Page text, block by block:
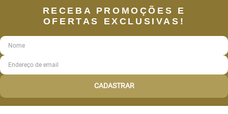
RECEBA PROMOÇÕES E
OFERTAS EXCLUSIVAS!
CADASTRAR